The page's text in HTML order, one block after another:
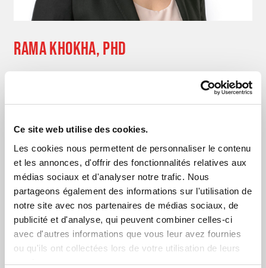
Ce site web utilise des cookies.
Les cookies nous permettent de personnaliser le contenu
et les annonces, d'offrir des fonctionnalités relatives aux
médias sociaux et d'analyser notre trafic. Nous
partageons également des informations sur l'utilisation de
notre site avec nos partenaires de médias sociaux, de
publicité et d'analyse, qui peuvent combiner celles-ci
avec d'autres informations que vous leur avez fournies
ou qu'ils ont collectées lors de votre utilisation de leurs
services.
RAMA KHOKHA, PHD
Chercheuse scientifique principale
Princess Margaret Cancer Centre (PM),
Professeure titulaire au Département de
biophysique médicale, nommée
conjointement au Département de médecine
de laboratoire et de pathobiologie
Université de Toronto
COMITÉ CONSULTATIF SCIENTIFIQUE
Membre